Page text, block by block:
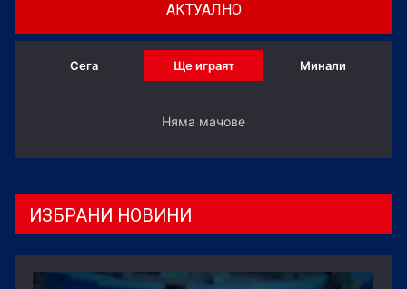
АКТУАЛНО
Сега Ще играят Минали
Няма мачове
ИЗБРАНИ НОВИНИ